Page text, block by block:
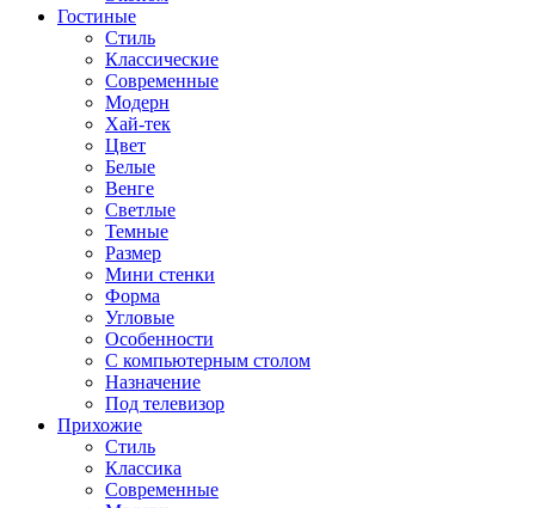
Гостиные
Стиль
Классические
Современные
Модерн
Хай-тек
Цвет
Белые
Венге
Светлые
Темные
Размер
Мини стенки
Форма
Угловые
Особенности
С компьютерным столом
Назначение
Под телевизор
Прихожие
Стиль
Классика
Современные